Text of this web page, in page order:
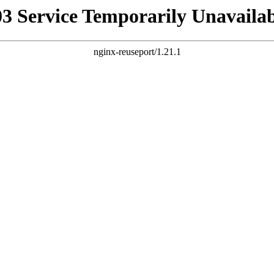
Service Temporarily
nginx-reuseport/1.21.1